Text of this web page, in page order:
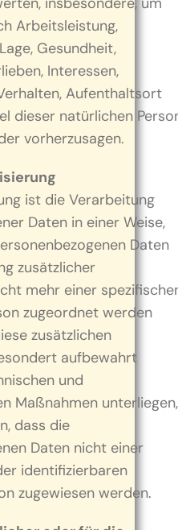
Arbeitsleistung,
Gesundheit,
Interessen,
Aufenthaltsort
dieser natürlichen
vorherzusagen.
ist die Verarbeitung
Daten in einer Weise,
Daten
zusätzlicher
mehr einer
zugeordnet werden
zusätzlichen
aufbewahrt
und
Maßnahmen unterliegen,
dass die
Daten nicht einer
identifizierbaren
zugewiesen werden.